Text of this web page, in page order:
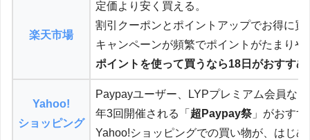
楽天市場
定価より安く買える。
割引クーポンとポイントアップでお得に買
キャンペーンが頻繁でポイントがたまりや
ポイントを使って買うなら18日がおすすめ
Yahoo!
ショッピング
Paypayユーザー、LYPプレミアム会員な
年3回開催される「 超Paypay祭 」がおす
Yahoo!ショッピングでの買い物が、はじ